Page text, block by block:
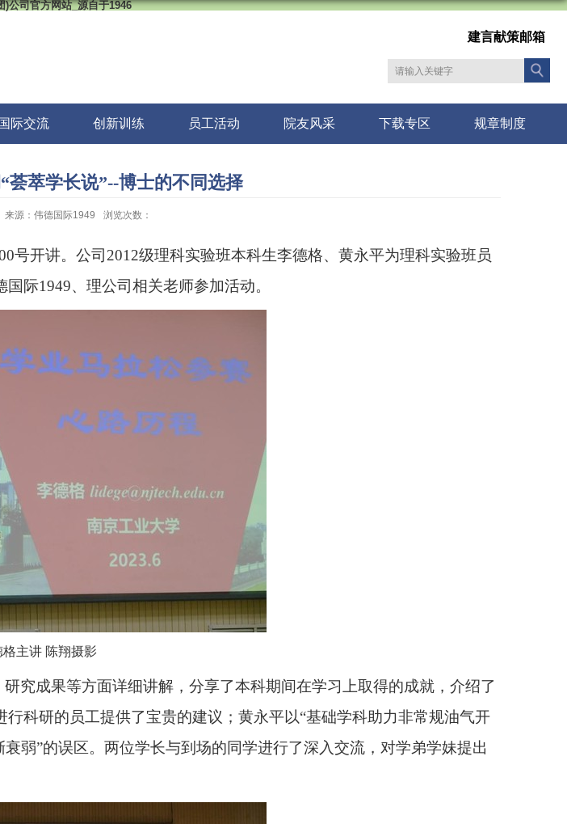
)公司官方网站_源自于1946
建言献策邮箱
国际交流 创新训练 员工活动 院友风采 下载专区 规章制度
荟萃学长说”--博士的不同选择
来源：伟德国际1949 浏览次数：
号开讲。公司 2012级理科实验班本科生李德格、黄永平为理科实验班员
际1949、理公司相关老师参加活动。
格主讲 陈翔摄影
究成果等方面详细讲解，分享了本科期间在学习上取得的成就，介绍了
科研的员工提供了宝贵的建议；黄永平以“基础学科助力非常规油气开
弱”的误区。两位学长与到场的同学进行了深入交流，对学弟学妹提出